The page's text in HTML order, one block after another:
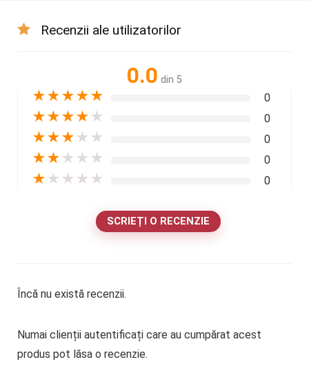
Recenzii ale utilizatorilor
0.0 din 5
★★★★★ 0
★★★★ ★ 0
★★★ ★ ★ 0
★★ ★ ★ ★ 0
★ ★ ★ ★ ★ 0
SCRIEȚI O RECENZIE
Încă nu există recenzii.
Numai clienții autentificați care au cumpărat acest
produs pot lăsa o recenzie.